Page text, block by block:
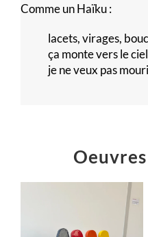
Comme un Haïku :
lacets, virages,
ça monte vers le ciel
je ne veux pas